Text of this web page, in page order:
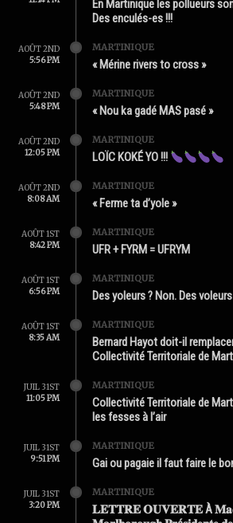
En Martinique les pollueurs
Des enculés-es !!!
AOÛT 2ND
5:56 PM
MARTINIQUE
« Mérine rivers to cross »
AOÛT 2ND
5:48 PM
MARTINIQUE
« Nou ka gadé MAS pasé »
AOÛT 2ND
12:05 PM
MARTINIQUE
LOÏC KOKÉ YO !!!
AOÛT 2ND
8:08 AM
MARTINIQUE
« Ferme ta d’yole »
AOÛT 1ST
8:42 PM
MARTINIQUE
UFR + FYRM = UFRYM
AOÛT 1ST
6:56 PM
MARTINIQUE
Des yoleurs ? Non. Des
AOÛT 1ST
8:35 AM
MARTINIQUE
Bernard Hayot doit-il
Collectivité Territoriale de
JUIL 31ST
11:05 PM
MARTINIQUE
Collectivité Territoriale de
les fesses à l’air
JUIL 31ST
9:51 PM
MARTINIQUE
Gai ou pagaie il faut faire le
JUIL 31ST
3:20 PM
MARTINIQUE
𝐋𝐄𝐓𝐓𝐑𝐄 𝐎𝐔𝐕𝐄𝐑𝐓𝐄 À